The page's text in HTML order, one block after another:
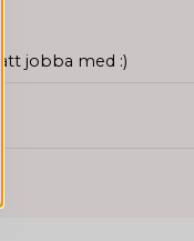
jobba med :)